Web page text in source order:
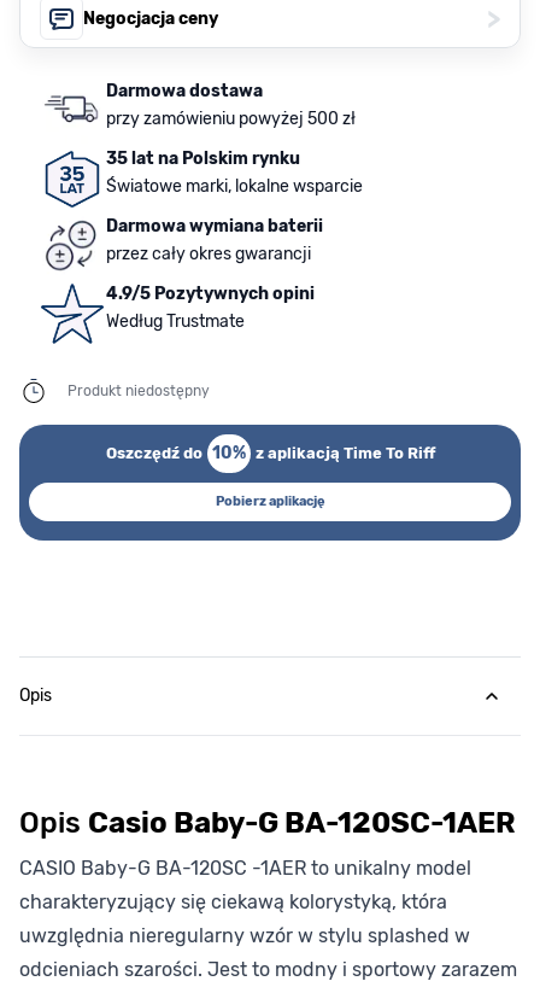
Negocjacja ceny >
Darmowa dostawa
przy zamówieniu powyżej 500 zł
35 lat na Polskim rynku
Światowe marki, lokalne wsparcie
Darmowa wymiana baterii
przez cały okres gwarancji
4.9/5 Pozytywnych opini
Według Trustmate
Produkt niedostępny
Oszczędź do 10% z aplikacją Time To Riff
Pobierz aplikację
Opis
Opis Casio Baby-G BA-120SC-1AER
CASIO Baby-G BA-120SC -1AER to unikalny model
charakteryzujący się ciekawą kolorystyką, która
uwzględnia nieregularny wzór w stylu splashed w
odcieniach szarości. Jest to modny i sportowy zarazem